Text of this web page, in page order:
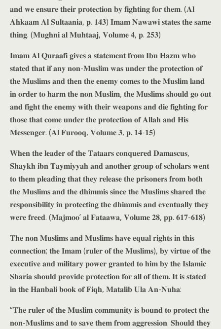
𝐚𝐧𝐝 𝐰𝐞 𝐞𝐧𝐬𝐮𝐫𝐞 𝐭𝐡𝐞𝐢𝐫 𝐩𝐫𝐨𝐭𝐞𝐜𝐭𝐢𝐨𝐧 𝐛𝐲 𝐟𝐢𝐠𝐡𝐭𝐢𝐧𝐠 𝐟𝐨𝐫 𝐭𝐡𝐞𝐦. (𝐀𝐥
𝐀𝐡𝐤𝐚𝐚𝐦 𝐀𝐥 𝐒𝐮𝐥𝐭𝐚𝐚𝐧𝐢𝐚, 𝐩. 𝟏𝟒𝟑) 𝐈𝐦𝐚𝐦 𝐍𝐚𝐰𝐚𝐰𝐢 𝐬𝐭𝐚𝐭𝐞𝐬 𝐭𝐡𝐞 𝐬𝐚𝐦𝐞
𝐭𝐡𝐢𝐧𝐠. (𝐌𝐮𝐠𝐡𝐧𝐢 𝐚𝐥 𝐌𝐮𝐡𝐭𝐚𝐚𝐣, 𝐕𝐨𝐥𝐮𝐦𝐞 𝟒, 𝐩. 𝟐𝟓𝟑)
𝐈𝐦𝐚𝐦 𝐀𝐥 𝐐𝐮𝐫𝐚𝐚𝐟𝐢 𝐠𝐢𝐯𝐞𝐬 𝐚 𝐬𝐭𝐚𝐭𝐞𝐦𝐞𝐧𝐭 𝐟𝐫𝐨𝐦 𝐈𝐛𝐧 𝐇𝐚𝐳𝐦 𝐰𝐡𝐨
𝐬𝐭𝐚𝐭𝐞𝐝 𝐭𝐡𝐚𝐭 𝐢𝐟 𝐚𝐧𝐲 𝐧𝐨𝐧-𝐌𝐮𝐬𝐥𝐢𝐦 𝐰𝐚𝐬 𝐮𝐧𝐝𝐞𝐫 𝐭𝐡𝐞 𝐩𝐫𝐨𝐭𝐞𝐜𝐭𝐢𝐨𝐧 𝐨𝐟
𝐭𝐡𝐞 𝐌𝐮𝐬𝐥𝐢𝐦𝐬 𝐚𝐧𝐝 𝐭𝐡𝐞𝐧 𝐭𝐡𝐞 𝐞𝐧𝐞𝐦𝐲 𝐜𝐨𝐦𝐞𝐬 𝐭𝐨 𝐭𝐡𝐞 𝐌𝐮𝐬𝐥𝐢𝐦 𝐥𝐚𝐧𝐝
𝐢𝐧 𝐨𝐫𝐝𝐞𝐫 𝐭𝐨 𝐡𝐚𝐫𝐦 𝐭𝐡𝐞 𝐧𝐨𝐧 𝐌𝐮𝐬𝐥𝐢𝐦, 𝐭𝐡𝐞 𝐌𝐮𝐬𝐥𝐢𝐦𝐬 𝐬𝐡𝐨𝐮𝐥𝐝 𝐠𝐨 𝐨𝐮𝐭
𝐚𝐧𝐝 𝐟𝐢𝐠𝐡𝐭 𝐭𝐡𝐞 𝐞𝐧𝐞𝐦𝐲 𝐰𝐢𝐭𝐡 𝐭𝐡𝐞𝐢𝐫 𝐰𝐞𝐚𝐩𝐨𝐧𝐬 𝐚𝐧𝐝 𝐝𝐢𝐞 𝐟𝐢𝐠𝐡𝐭𝐢𝐧𝐠 𝐟𝐨𝐫
𝐭𝐡𝐨𝐬𝐞 𝐭𝐡𝐚𝐭 𝐜𝐨𝐦𝐞 𝐮𝐧𝐝𝐞𝐫 𝐭𝐡𝐞 𝐩𝐫𝐨𝐭𝐞𝐜𝐭𝐢𝐨𝐧 𝐨𝐟 𝐀𝐥𝐥𝐚𝐡 𝐚𝐧𝐝 𝐇𝐢𝐬
𝐌𝐞𝐬𝐬𝐞𝐧𝐠𝐞𝐫. (𝐀𝐥 𝐅𝐮𝐫𝐨𝐨𝐪, 𝐕𝐨𝐥𝐮𝐦𝐞 𝟑, 𝐩. 𝟏𝟒-𝟏𝟓)
𝐖𝐡𝐞𝐧 𝐭𝐡𝐞 𝐥𝐞𝐚𝐝𝐞𝐫 𝐨𝐟 𝐭𝐡𝐞 𝐓𝐚𝐭𝐚𝐚𝐫𝐬 𝐜𝐨𝐧𝐪𝐮𝐞𝐫𝐞𝐝 𝐃𝐚𝐦𝐚𝐬𝐜𝐮𝐬,
𝐒𝐡𝐚𝐲𝐤𝐡 𝐢𝐛𝐧 𝐓𝐚𝐲𝐦𝐢𝐲𝐲𝐚𝐡 𝐚𝐧𝐝 𝐚𝐧𝐨𝐭𝐡𝐞𝐫 𝐠𝐫𝐨𝐮𝐩 𝐨𝐟 𝐬𝐜𝐡𝐨𝐥𝐚𝐫𝐬 𝐰𝐞𝐧𝐭
𝐭𝐨 𝐭𝐡𝐞𝐦 𝐩𝐥𝐞𝐚𝐝𝐢𝐧𝐠 𝐭𝐡𝐚𝐭 𝐭𝐡𝐞𝐲 𝐫𝐞𝐥𝐞𝐚𝐬𝐞 𝐭𝐡𝐞 𝐩𝐫𝐢𝐬𝐨𝐧𝐞𝐫𝐬 𝐟𝐫𝐨𝐦 𝐛𝐨𝐭𝐡
𝐭𝐡𝐞 𝐌𝐮𝐬𝐥𝐢𝐦𝐬 𝐚𝐧𝐝 𝐭𝐡𝐞 𝐝𝐡𝐢𝐦𝐦𝐢𝐬 𝐬𝐢𝐧𝐜𝐞 𝐭𝐡𝐞 𝐌𝐮𝐬𝐥𝐢𝐦𝐬 𝐬𝐡𝐚𝐫𝐞𝐝 𝐭𝐡𝐞
𝐫𝐞𝐬𝐩𝐨𝐧𝐬𝐢𝐛𝐢𝐥𝐢𝐭𝐲 𝐢𝐧 𝐩𝐫𝐨𝐭𝐞𝐜𝐭𝐢𝐧𝐠 𝐭𝐡𝐞 𝐝𝐡𝐢𝐦𝐦𝐢𝐬 𝐚𝐧𝐝 𝐞𝐯𝐞𝐧𝐭𝐮𝐚𝐥𝐥𝐲 𝐭𝐡𝐞𝐲
𝐰𝐞𝐫𝐞 𝐟𝐫𝐞𝐞𝐝. (𝐌𝐚𝐣𝐦𝐨𝐨’ 𝐚𝐥 𝐅𝐚𝐭𝐚𝐚𝐰𝐚, 𝐕𝐨𝐥𝐮𝐦𝐞 𝟐𝟖, 𝐩𝐩. 𝟔𝟏𝟕-𝟔𝟏𝟖)
𝐓𝐡𝐞 𝐧𝐨𝐧 𝐌𝐮𝐬𝐥𝐢𝐦𝐬 𝐚𝐧𝐝 𝐌𝐮𝐬𝐥𝐢𝐦𝐬 𝐡𝐚𝐯𝐞 𝐞𝐪𝐮𝐚𝐥 𝐫𝐢𝐠𝐡𝐭𝐬 𝐢𝐧 𝐭𝐡𝐢𝐬
𝐜𝐨𝐧𝐧𝐞𝐜𝐭𝐢𝐨𝐧; 𝐭𝐡𝐞 𝐈𝐦𝐚𝐦 (𝐫𝐮𝐥𝐞𝐫 𝐨𝐟 𝐭𝐡𝐞 𝐌𝐮𝐬𝐥𝐢𝐦𝐬), 𝐛𝐲 𝐯𝐢𝐫𝐭𝐮𝐞 𝐨𝐟 𝐭𝐡𝐞
𝐞𝐱𝐞𝐜𝐮𝐭𝐢𝐯𝐞 𝐚𝐧𝐝 𝐦𝐢𝐥𝐢𝐭𝐚𝐫𝐲 𝐩𝐨𝐰𝐞𝐫 𝐠𝐫𝐚𝐧𝐭𝐞𝐝 𝐭𝐨 𝐡𝐢𝐦 𝐛𝐲 𝐭𝐡𝐞 𝐈𝐬𝐥𝐚𝐦𝐢𝐜
𝐒𝐡𝐚𝐫𝐢𝐚 𝐬𝐡𝐨𝐮𝐥𝐝 𝐩𝐫𝐨𝐯𝐢𝐝𝐞 𝐩𝐫𝐨𝐭𝐞𝐜𝐭𝐢𝐨𝐧 𝐟𝐨𝐫 𝐚𝐥𝐥 𝐨𝐟 𝐭𝐡𝐞𝐦. 𝐈𝐭 𝐢𝐬 𝐬𝐭𝐚𝐭𝐞𝐝
𝐢𝐧 𝐭𝐡𝐞 𝐇𝐚𝐧𝐛𝐚𝐥𝐢 𝐛𝐨𝐨𝐤 𝐨𝐟 𝐅𝐢𝐪𝐡, 𝐌𝐚𝐭𝐚𝐥𝐢𝐛 𝐔𝐥𝐚 𝐀𝐧-𝐍𝐮𝐡𝐚:
“𝐓𝐡𝐞 𝐫𝐮𝐥𝐞𝐫 𝐨𝐟 𝐭𝐡𝐞 𝐌𝐮𝐬𝐥𝐢𝐦 𝐜𝐨𝐦𝐦𝐮𝐧𝐢𝐭𝐲 𝐢𝐬 𝐛𝐨𝐮𝐧𝐝 𝐭𝐨 𝐩𝐫𝐨𝐭𝐞𝐜𝐭 𝐭𝐡𝐞
𝐧𝐨𝐧-𝐌𝐮𝐬𝐥𝐢𝐦𝐬 𝐚𝐧𝐝 𝐭𝐨 𝐬𝐚𝐯𝐞 𝐭𝐡𝐞𝐦 𝐟𝐫𝐨𝐦 𝐚𝐠𝐠𝐫𝐞𝐬𝐬𝐢𝐨𝐧. 𝐒𝐡𝐨𝐮𝐥𝐝 𝐭𝐡𝐞𝐲